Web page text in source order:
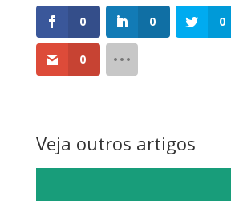
0 0 0
0
Veja outros artigos